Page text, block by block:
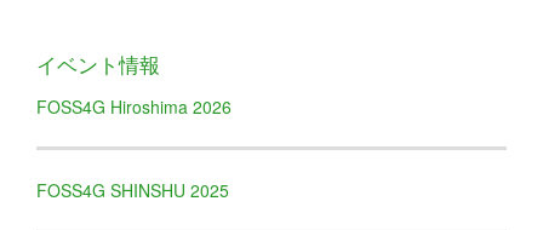
イベント情報
FOSS4G Hiroshima 2026
FOSS4G SHINSHU 2025